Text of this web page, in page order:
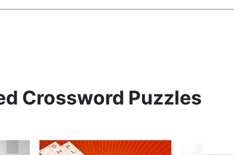
Crossword Puzzles